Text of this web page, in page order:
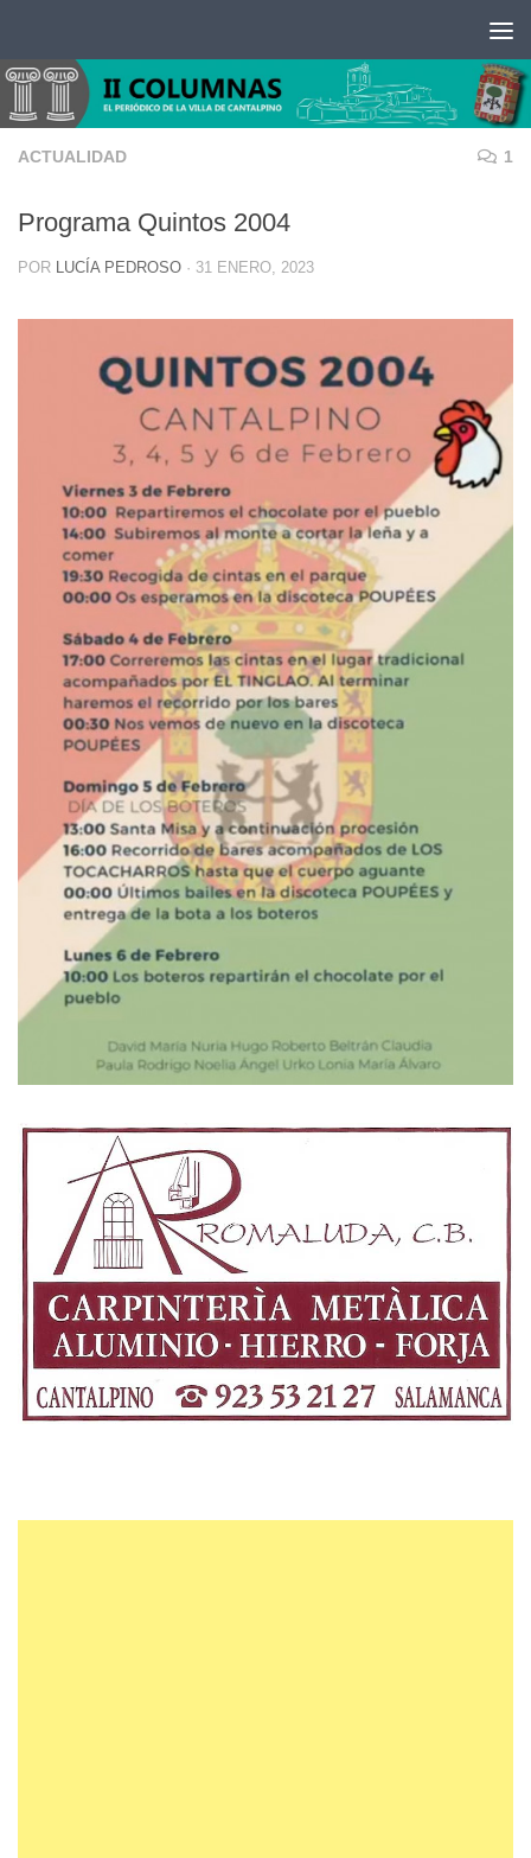
ACTUALIDAD 1
Programa Quintos 2004
POR LUCÍA PEDROSO · 31 ENERO, 2023